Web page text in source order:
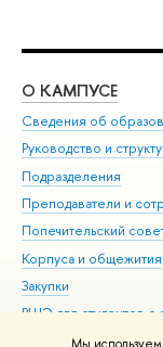
О КАМПУСЕ
Сведения об
Руководство и
Подразделения
Преподаватели и
Попечительский
Корпуса и общежития
Закупки
ВШЭ для студентов с
здоровья и